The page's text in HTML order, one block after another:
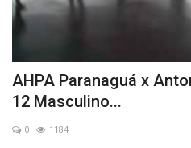
AHPA Paranaguá x
12 Masculino...
0 1184